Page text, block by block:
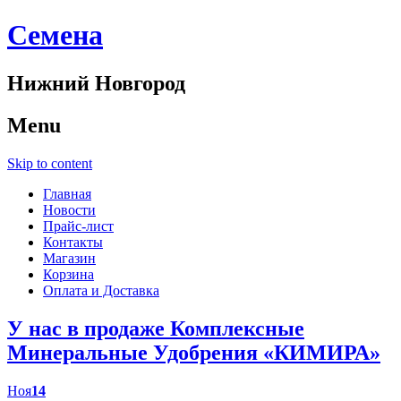
Cемена
Нижний Новгород
Menu
Skip to content
Главная
Новости
Прайс-лист
Контакты
Магазин
Корзина
Оплата и Доставка
У нас в продаже Комплексные
Минеральные Удобрения «КИМИРА»
Ноя14